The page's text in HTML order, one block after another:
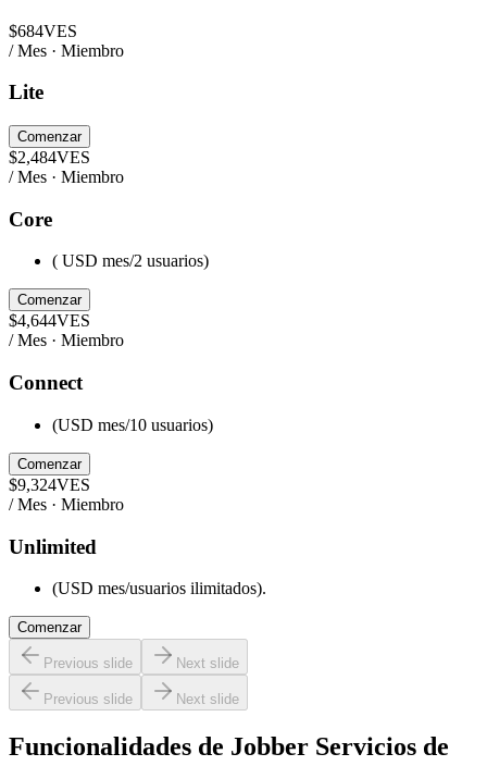
$684VES
/ Mes · Miembro
Lite
Comenzar
$2,484VES
/ Mes · Miembro
Core
( USD mes/2 usuarios)
Comenzar
$4,644VES
/ Mes · Miembro
Connect
(USD mes/10 usuarios)
Comenzar
$9,324VES
/ Mes · Miembro
Unlimited
(USD mes/usuarios ilimitados).
Comenzar
Previous slide Next slide
Previous slide Next slide
Funcionalidades de Jobber Servicios de